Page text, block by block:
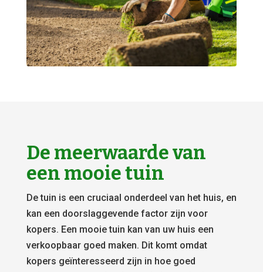
De meerwaarde van
een mooie tuin
De tuin is een cruciaal onderdeel van het huis, en
kan een doorslaggevende factor zijn voor
kopers. Een mooie tuin kan van uw huis een
verkoopbaar goed maken. Dit komt omdat
kopers geïnteresseerd zijn in hoe goed